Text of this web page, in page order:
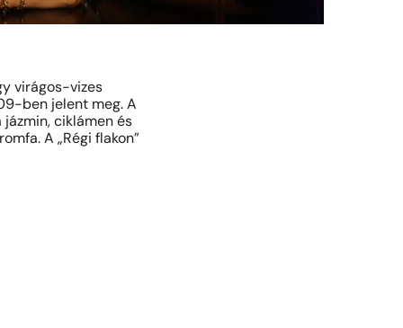
virágos-vizes
ben jelent meg. A
jázmin, ciklámen és
A „Régi flakon”